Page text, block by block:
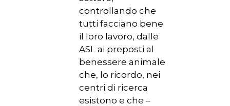
controllando che
tutti facciano bene
il loro lavoro, dalle
ASL ai preposti al
benessere animale
che, lo ricordo, nei
centri di ricerca
esistono e che –